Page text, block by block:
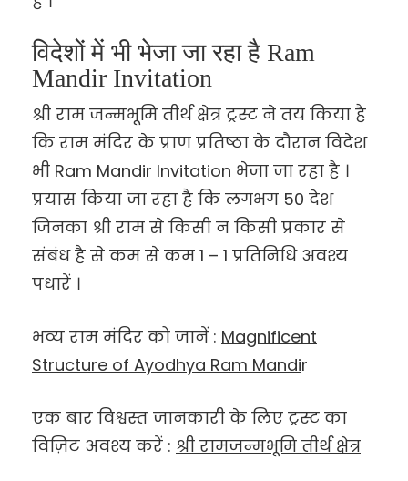
विदेशों में भी भेजा जा रहा है Ram
Mandir Invitation
श्री राम जन्मभूमि तीर्थ क्षेत्र ट्रस्ट ने तय किया है
कि राम मंदिर के प्राण प्रतिष्ठा के दौरान विदेश
भी Ram Mandir Invitation भेजा जा रहा है ।
प्रयास किया जा रहा है कि लगभग 50 देश
जिनका श्री राम से किसी न किसी प्रकार से
संबंध है से कम से कम 1 – 1 प्रतिनिधि अवश्य
पधारें ।
भव्य राम मंदिर को जानें : Magnificent
Structure of Ayodhya Ram Mandir
एक बार विश्वस्त जानकारी के लिए ट्रस्ट का
विज़िट अवश्य करें : श्री रामजन्मभूमि तीर्थ क्षेत्र